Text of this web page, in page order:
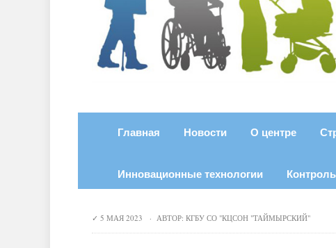
Главная Новости О центре
Инновационные технологии
5 МАЯ 2023 · АВТОР: КГБУ СО "КЦСОН "ТАЙМЫРСКИЙ"